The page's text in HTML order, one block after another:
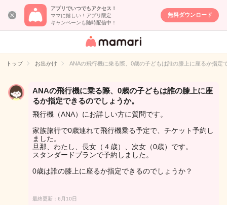
アプリでいつでもアクセス！
ママに嬉しい！アプリ限定
キャンペーンも随時配信中！
無料ダウンロード
女性専用匿名QA
イト
トップ お出かけ ANAの飛行機に乗る際、0歳の子どもは誰の膝上に座るか指定
ANAの飛行機に乗る際、0歳の子どもは誰の膝上に座
るか指定できるのでしょうか。
飛行機（ANA）にお詳しい方に質問です。
家族旅行で0歳連れて飛行機乗る予定で、チケット予約し
ました。
旦那、わたし、長女（４歳）、次女（0歳）です。
スタンダードプランで予約しました。
0歳は誰の膝上に座るか指定できるのでしょうか？
最終更新：6月10日